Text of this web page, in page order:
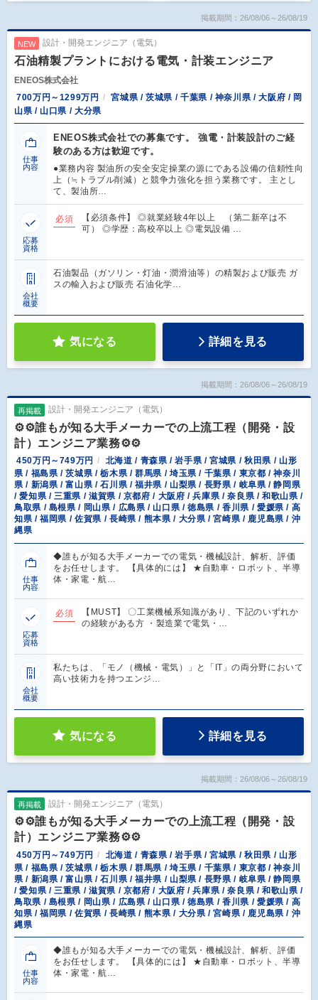
掲載期間：26/08/06～26/08/19
NEW 設計・開発エンジニア（電気）
石油精製プラントにおける電気・計装エンジニア
ENEOS株式会社
700万円～1299万円
宮城県 / 茨城県 / 千葉県 / 神奈川県 / 大阪府 / 岡
山県 / 山口県 / 大分県
仕事
内容
ENEOS株式会社での募集です。 強電・計装設計のご経
験のある方は歓迎です。
●業務内容 製油所の安全安定操業の源にである設備の信頼性向
上（≒トラブル削減）と競争力強化を担う業務です。 主とし
て、製油所…
応募
資格
必須
【必須条件】 ◎就業経験4年以上 （第二新卒は不
可） ◎学歴：高校卒以上 ◎電気設備 …
会社
概要
石油製品（ガソリン・灯油・潤滑油等）の精製および販売 ガ
スの輸入および販売 石油化学…
気になる 詳細を見る
掲載期間：26/08/06～26/08/19
再掲載 設計・開発エンジニア（電気）
⚙️⚙️誰もが知る大手メーカーでの上流工程（開発・設
計）エンジニア業務⚙️⚙️
450万円～749万円
北海道 / 青森県 / 岩手県 / 宮城県 / 秋田県 / 山形
県 / 福島県 / 茨城県 / 栃木県 / 群馬県 / 埼玉県 / 千葉県 / 東京都 / 神奈川
県 / 新潟県 / 富山県 / 石川県 / 福井県 / 山梨県 / 長野県 / 岐阜県 / 静岡県
/ 愛知県 / 三重県 / 滋賀県 / 京都府 / 大阪府 / 兵庫県 / 奈良県 / 和歌山県 /
鳥取県 / 島根県 / 岡山県 / 広島県 / 山口県 / 徳島県 / 香川県 / 愛媛県 / 高
知県 / 福岡県 / 佐賀県 / 長崎県 / 熊本県 / 大分県 / 宮崎県 / 鹿児島県 / 沖
縄県
仕事
内容
◆誰もが知る大手メーカーでの電気・機械設計、解析、評価
をお任せします。 【具体的には】 ★自動車・ロボット、半導
体・家電・航…
応募
資格
必須
【MUST】 〇工業機械系知識があり、下記のいずれか
の経験がある方 ・製造業で電気・…
会社
概要
私たちは、「モノ（機械・電気）」と「IT」の両分野において
高い技術力を持つエンジ…
気になる 詳細を見る
掲載期間：26/08/06～26/08/19
再掲載 設計・開発エンジニア（電気）
⚙️⚙️誰もが知る大手メーカーでの上流工程（開発・設
計）エンジニア業務⚙️⚙️
450万円～749万円
北海道 / 青森県 / 岩手県 / 宮城県 / 秋田県 / 山形
県 / 福島県 / 茨城県 / 栃木県 / 群馬県 / 埼玉県 / 千葉県 / 東京都 / 神奈川
県 / 新潟県 / 富山県 / 石川県 / 福井県 / 山梨県 / 長野県 / 岐阜県 / 静岡県
/ 愛知県 / 三重県 / 滋賀県 / 京都府 / 大阪府 / 兵庫県 / 奈良県 / 和歌山県 /
鳥取県 / 島根県 / 岡山県 / 広島県 / 山口県 / 徳島県 / 香川県 / 愛媛県 / 高
知県 / 福岡県 / 佐賀県 / 長崎県 / 熊本県 / 大分県 / 宮崎県 / 鹿児島県 / 沖
縄県
仕事
内容
◆誰もが知る大手メーカーでの電気・機械設計、解析、評価
をお任せします。 【具体的には】 ★自動車・ロボット、半導
体・家電・航…